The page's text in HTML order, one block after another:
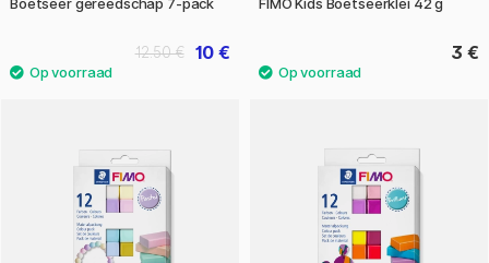
Boetseer gereedschap 7-pack
10 €
12.50 €
FIMO Kids Boetseerklei 42 g
3 €